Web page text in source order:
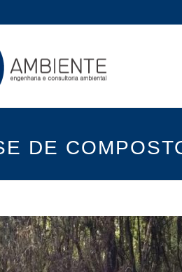
DE